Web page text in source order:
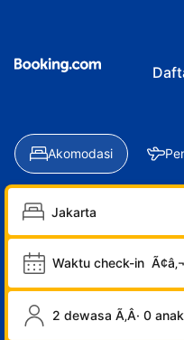
Akomodasi
Waktu check-in
2 dewasa Ã‚Â· 0